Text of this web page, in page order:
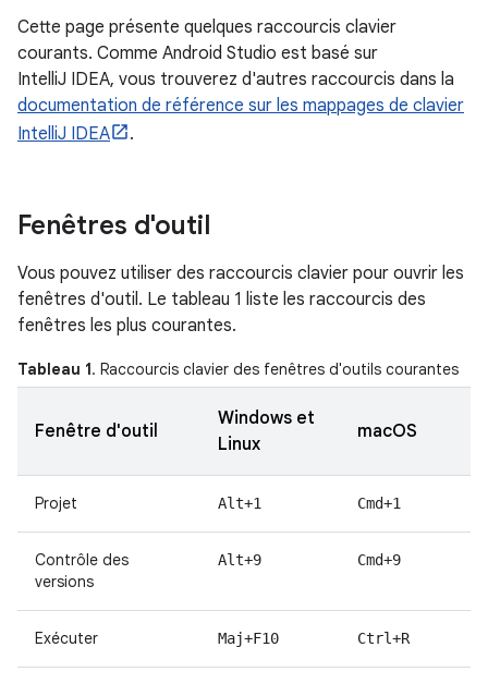
Cette page présente quelques raccourcis clavier
courants. Comme Android Studio est basé sur
IntelliJ IDEA, vous trouverez d'autres raccourcis dans la
documentation de référence sur les mappages de clavier
IntelliJ IDEA
.
Fenêtres d'outil
Vous pouvez utiliser des raccourcis clavier pour ouvrir les
fenêtres d'outil. Le tableau 1 liste les raccourcis des
fenêtres les plus courantes.
Tableau 1. Raccourcis clavier des fenêtres d'outils courantes
Fenêtre d'outil
Windows et
Linux
macOS
Projet Alt+1 Cmd+1
Contrôle des
versions
Alt+9 Cmd+9
Exécuter Maj+F10 Ctrl+R